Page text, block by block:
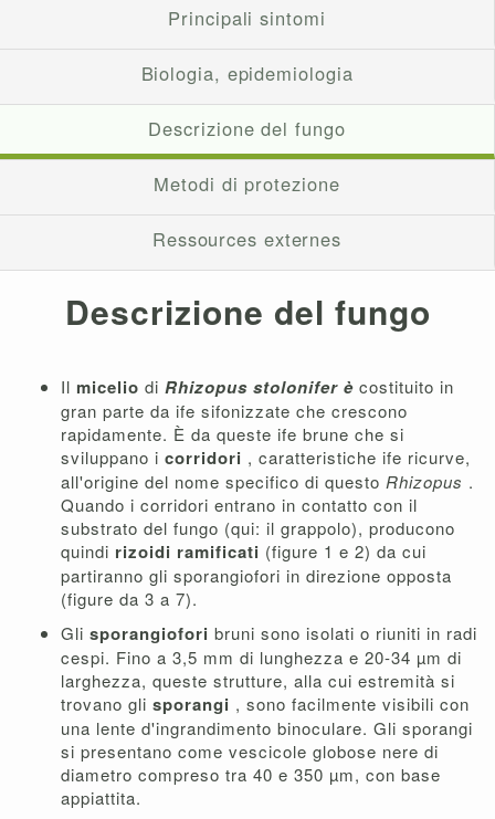
Principali sintomi
Biologia, epidemiologia
Descrizione del fungo
Metodi di protezione
Ressources externes
Descrizione del fungo
Il micelio di Rhizopus stolonifer è costituito in
gran parte da ife sifonizzate che crescono
rapidamente. È da queste ife brune che si
sviluppano i corridori , caratteristiche ife ricurve,
all'origine del nome specifico di questo Rhizopus .
Quando i corridori entrano in contatto con il
substrato del fungo (qui: il grappolo), producono
quindi rizoidi ramificati (figure 1 e 2) da cui
partiranno gli sporangiofori in direzione opposta
(figure da 3 a 7).
Gli sporangiofori bruni sono isolati o riuniti in radi
cespi. Fino a 3,5 mm di lunghezza e 20-34 µm di
larghezza, queste strutture, alla cui estremità si
trovano gli sporangi , sono facilmente visibili con
una lente d'ingrandimento binoculare. Gli sporangi
si presentano come vescicole globose nere di
diametro compreso tra 40 e 350 µm, con base
appiattita.